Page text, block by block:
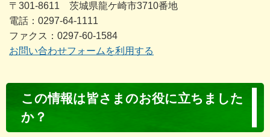
〒301-8611 茨城県龍ケ崎市3710番地
電話：0297-64-1111
ファクス：0297-60-1584
お問い合わせフォームを利用する
ン
この情報は皆さまのお役に立ちました
か？